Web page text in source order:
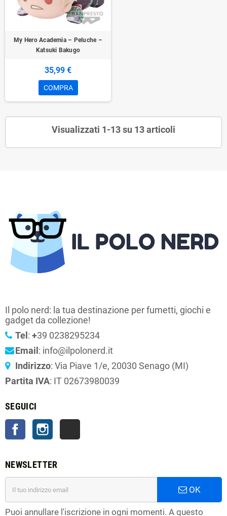
My Hero Academia – Peluche –
Katsuki Bakugo
35,99 €
COMPRA
Visualizzati 1-13 su 13 articoli
Il polo nerd: la tua destinazione per fumetti, giochi e
gadget da collezione!
Tel : +39 0238295234
Email : info@ilpolonerd.it
Indirizzo: Via Piave 1/e, 20030 Senago (MI)
Partita IVA: IT 02673980039
SEGUICI
FacebookInstagram
NEWSLETTER
OK
Puoi annullare l'iscrizione in ogni momenti. A questo